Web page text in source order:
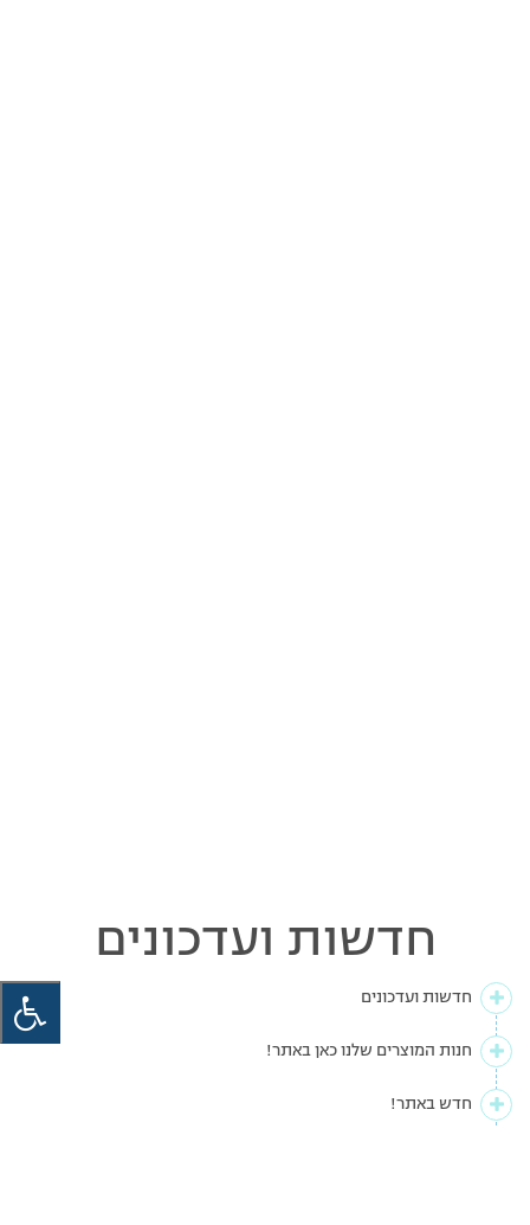
חדשות ועדכונים
חדשות ועדכונים
חנות המוצרים שלנו כאן באתר!
חדש באתר!